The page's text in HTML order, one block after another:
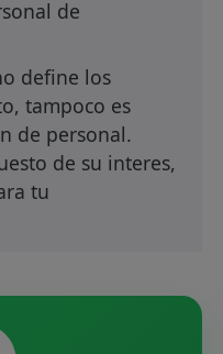
de
define los
tampoco es
de personal.
de su interes,
tu